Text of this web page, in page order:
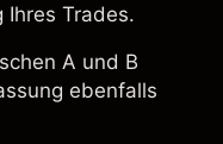
Ihres Trades.
A und B
ebenfalls